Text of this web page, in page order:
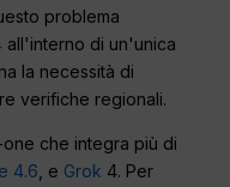
problema
all'interno di un'unica
la necessità di
verifiche regionali.
che integra più di
4.6 , e Grok 4. Per